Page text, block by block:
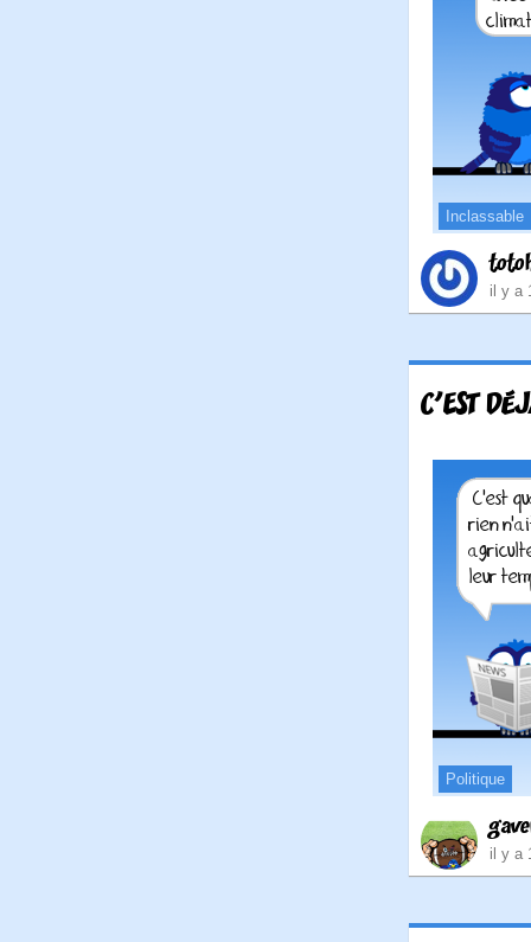
Inclassable
il y a
C'EST
Politique
il y a